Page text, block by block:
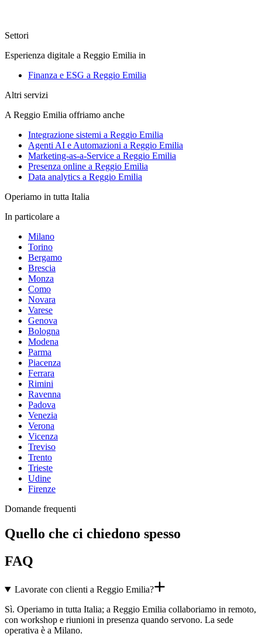
Settori
Esperienza digitale a Reggio Emilia in
Finanza e ESG a Reggio Emilia
Altri servizi
A Reggio Emilia offriamo anche
Integrazione sistemi a Reggio Emilia
Agenti AI e Automazioni a Reggio Emilia
Marketing-as-a-Service a Reggio Emilia
Presenza online a Reggio Emilia
Data analytics a Reggio Emilia
Operiamo in tutta Italia
In particolare a
Milano
Torino
Bergamo
Brescia
Monza
Como
Novara
Varese
Genova
Bologna
Modena
Parma
Piacenza
Ferrara
Rimini
Ravenna
Padova
Venezia
Verona
Vicenza
Treviso
Trento
Trieste
Udine
Firenze
Domande frequenti
Quello che ci chiedono spesso
FAQ
Lavorate con clienti a Reggio Emilia?
Sì. Operiamo in tutta Italia; a Reggio Emilia collaboriamo in remoto,
con workshop e riunioni in presenza quando servono. La sede
operativa è a Milano.